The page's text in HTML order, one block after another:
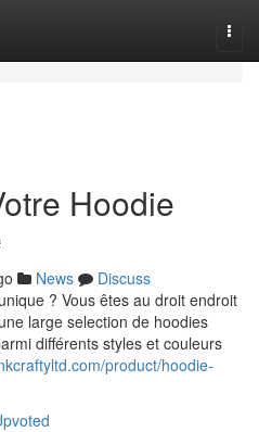
Hoodie
News
Discuss
? Vous êtes au droit endroit
large selection de hoodies
différents styles et couleurs
product/hoodie-